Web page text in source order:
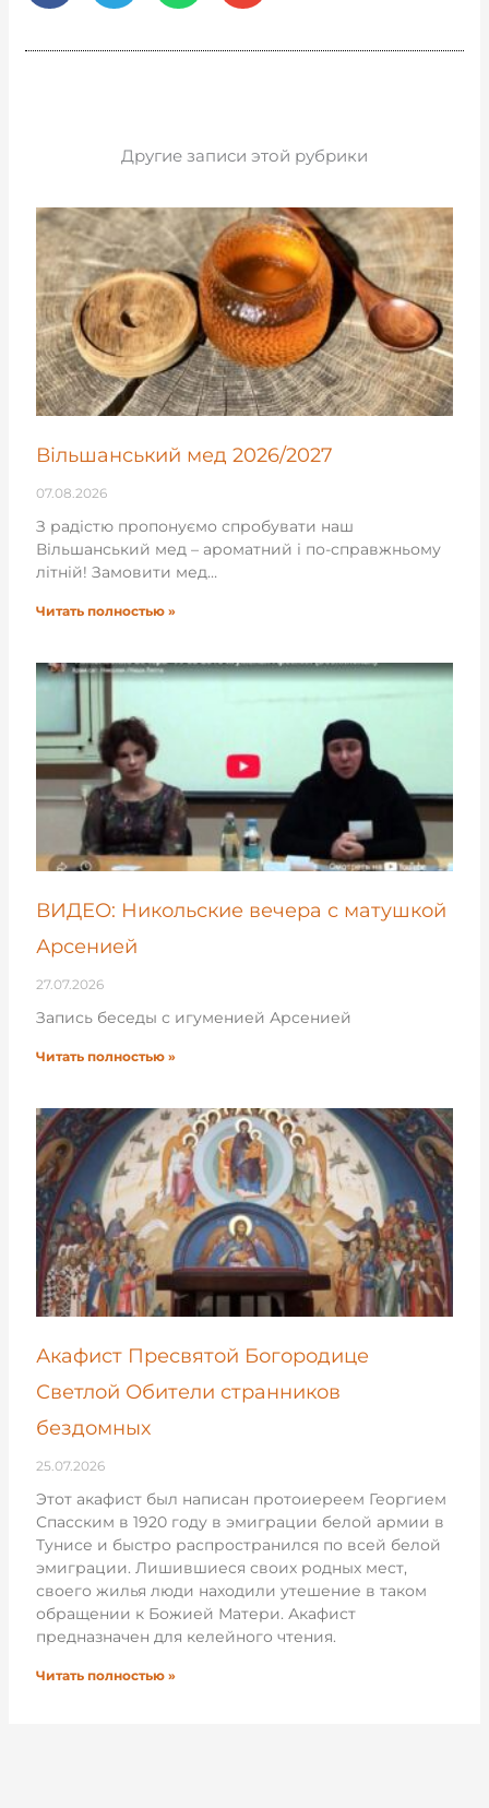
Другие записи этой рубрики
Вільшанський мед 2026/2027
07.08.2026
З радістю пропонуємо спробувати наш
Вільшанський мед – ароматний і по-справжньому
літній! Замовити мед…
Читать полностью »
ВИДЕО: Никольские вечера с матушкой
Арсенией
27.07.2026
Запись беседы с игуменией Арсенией
Читать полностью »
Акафист Пресвятой Богородице
Светлой Обители странников
бездомных
25.07.2026
Этот акафист был написан протоиереем Георгием
Спасским в 1920 году в эмиграции белой армии в
Тунисе и быстро распространился по всей белой
эмиграции. Лишившиеся своих родных мест,
своего жилья люди находили утешение в таком
обращении к Божией Матери. Акафист
предназначен для келейного чтения.
Читать полностью »